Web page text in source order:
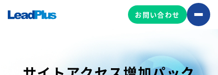
広告プロモーション
お問い合わせ